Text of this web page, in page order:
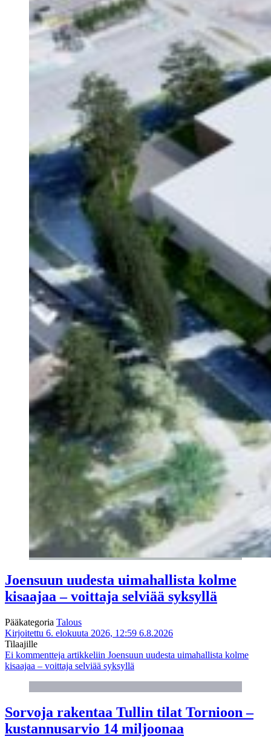
Joensuun uudesta uimahallista kolme
kisaajaa – voittaja selviää syksyllä
Pääkategoria Talous
Kirjoitettu 6. elokuuta 2026, 12:59 6.8.2026
Tilaajille
Ei kommentteja artikkeliin Joensuun uudesta uimahallista kolme
kisaajaa – voittaja selviää syksyllä
Sorvoja rakentaa Tullin tilat Tornioon –
kustannusarvio 14 miljoonaa